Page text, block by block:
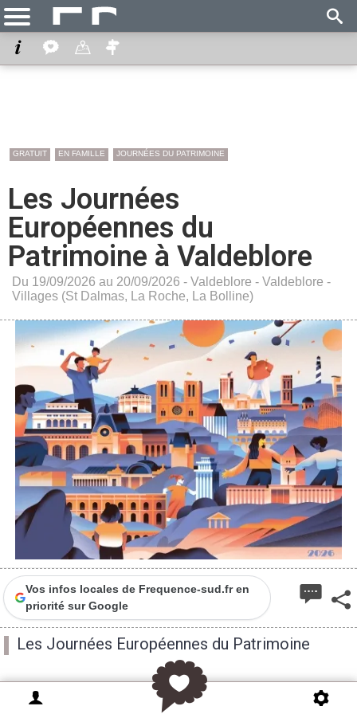
GRATUIT EN FAMILLE JOURNÉES DU PATRIMOINE
Les Journées
Européennes du
Patrimoine à Valdeblore
Du 19/09/2026 au 20/09/2026 - Valdeblore - Valdeblore -
Villages (St Dalmas, La Roche, La Bolline)
Vos infos locales de Frequence-sud.fr en
priorité sur Google
Les Journées Européennes du Patrimoine
10h à 17h visite libre de l’église Sainte Croix à Saint